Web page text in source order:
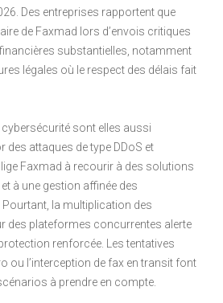
Des entreprises rapportent que
de Faxmad lors d’envois critiques
substantielles, notamment
légales où le respect des délais fait
cybersécurité sont elles aussi
des attaques de type DDoS et
Faxmad à recourir à des solutions
à une gestion affinée des
la multiplication des
des plateformes concurrentes alerte
renforcée. Les tentatives
ou l’interception de fax en transit font
à prendre en compte.